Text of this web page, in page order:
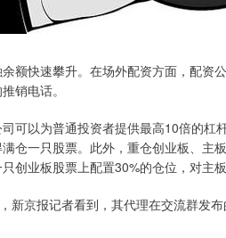
额快速攀升。在场外配资方面，配资
销电话。
可以为普通投资者提供最高10倍的
仓一只股票。此外，重仓创业板、主
创业板股票上配置30%的仓位，对主
新京报记者看到，其代理在交流群发